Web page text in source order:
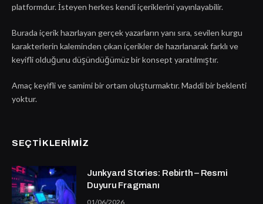
platformdur. İsteyen herkes kendi içeriklerini yayınlayabilir.
Burada içerik hazırlayan gerçek yazarların yanı sıra, sevilen kurgu
karakterlerin kaleminden çıkan içerikler de hazırlanarak farklı ve
keyifli olduğunu düşündüğümüz bir konsept yaratılmıştır.
Amaç keyifli ve samimi bir ortam oluşturmaktır. Maddi bir beklenti
yoktur.
SEÇTIKLERIMIZ
Junkyard Stories: Rebirth – Resmi
Duyuru Fragmanı
01/06/2026